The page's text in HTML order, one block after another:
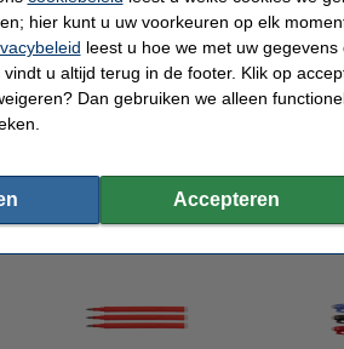
uitwisbare balpen navulling zwart (3 stuks)
artikel ook besteld hebben
hier kunt u uw voorkeuren op elk
leest u hoe we met uw gegevens
u altijd terug in de footer. Klik op
Dan gebruiken we alleen
Accepteren